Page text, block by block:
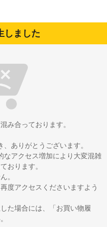
しました
み合っております。
ありがとうございます。
なアクセス増加により大変混雑
おります。
。
度アクセスくださいますよう
た場合には、「お買い物履